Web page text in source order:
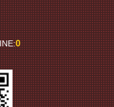
0